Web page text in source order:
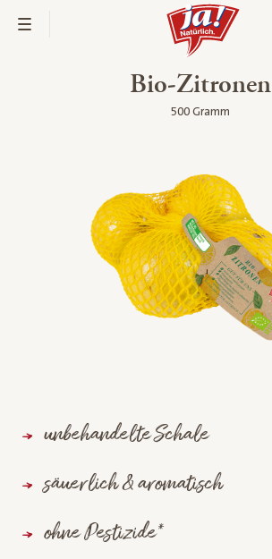
Bio-Zitronen
500 Gramm
unbehandelte Schale
säuerlich & aromatisch
ohne Pestizide*